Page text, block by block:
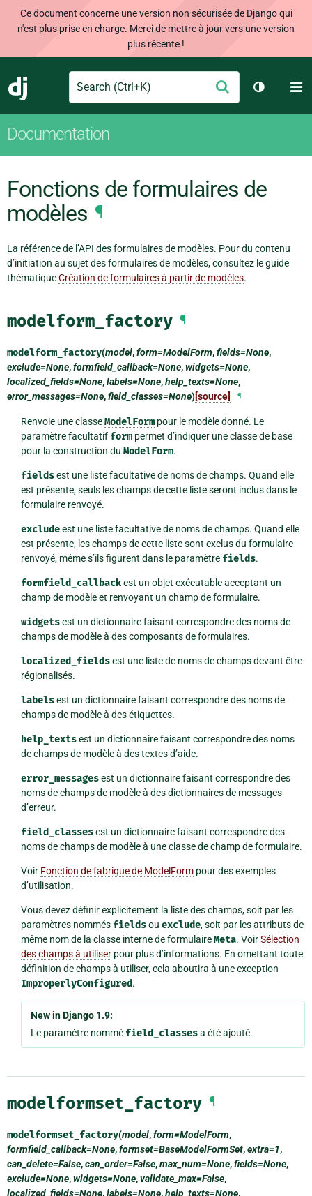
Ce document concerne une version non sécurisée de Django qui
n'est plus prise en charge. Merci de mettre à jour vers une version
plus récente !
Django
Search Envoyer
Changer
Documentation
Fonctions de formulaires de
modèles ¶
La référence de l’API des formulaires de modèles. Pour du contenu
d’initiation au sujet des formulaires de modèles, consultez le guide
thématiqueCréation de formulaires à partir de modèles.
modelform_factory ¶
modelform_factory(model,form=ModelForm,fields=None,
exclude=None,formfield_callback=None,widgets=None,
localized_fields=None,labels=None,help_texts=None,
error_messages=None,field_classes=None)[source] ¶
Renvoie une classeModelFormpour le modèle donné. Le
paramètre facultatif formpermet d’indiquer une classe de base
pour la construction du ModelForm.
fieldsest une liste facultative de noms de champs. Quand elle
est présente, seuls les champs de cette liste seront inclus dans le
formulaire renvoyé.
excludeest une liste facultative de noms de champs. Quand elle
est présente, les champs de cette liste sont exclus du formulaire
renvoyé, même s’ils figurent dans le paramètre fields.
formfield_callbackest un objet exécutable acceptant un
champ de modèle et renvoyant un champ de formulaire.
widgetsest un dictionnaire faisant correspondre des noms de
champs de modèle à des composants de formulaires.
localized_fieldsest une liste de noms de champs devant être
régionalisés.
labelsest un dictionnaire faisant correspondre des noms de
champs de modèle à des étiquettes.
help_textsest un dictionnaire faisant correspondre des noms
de champs de modèle à des textes d’aide.
error_messagesest un dictionnaire faisant correspondre des
noms de champs de modèle à des dictionnaires de messages
d’erreur.
field_classesest un dictionnaire faisant correspondre des
noms de champs de modèle à une classe de champ de formulaire.
Voir Fonction de fabrique de ModelFormpour des exemples
d’utilisation.
Vous devez définir explicitement la liste des champs, soit par les
paramètres nommés fieldsou exclude, soit par les attributs de
même nom de la classe interne de formulaireMeta. VoirSélection
des champs à utiliserpour plus d’informations. En omettant toute
définition de champs à utiliser, cela aboutira à une exception
ImproperlyConfigured.
New in Django 1.9:
Le paramètre nommé field_classesa été ajouté.
modelformset_factory ¶
modelformset_factory(model,form=ModelForm,
formfield_callback=None,formset=BaseModelFormSet,extra=1,
can_delete=False,can_order=False,max_num=None,fields=None,
exclude=None,widgets=None,validate_max=False,
localized_fields=None,labels=None,help_texts=None,